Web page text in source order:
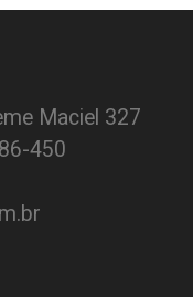
Maciel 327
450